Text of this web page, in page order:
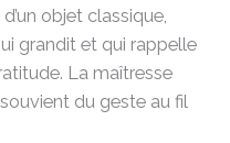
objet classique,
grandit et qui rappelle
La maîtresse
du geste au fil